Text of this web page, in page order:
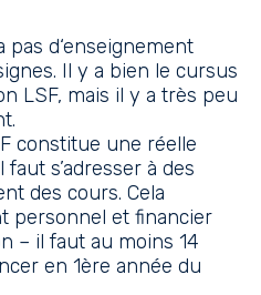
pas d‘enseignement
Il y a bien le cursus
LSF, mais il y a très peu
constitue une réelle
s’adresser à des
des cours. Cela
personnel et financier
– il faut au moins 14
en 1ère année du